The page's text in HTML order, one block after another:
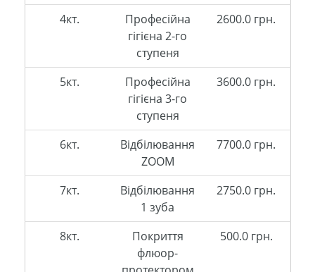
4кт.
Професійна
гігієна 2-го
ступеня
2600.0 грн.
5кт.
Професійна
гігієна 3-го
ступеня
3600.0 грн.
6кт.
Відбілювання
ZOOM
7700.0 грн.
7кт.
Відбілювання
1 зуба
2750.0 грн.
8кт.
Покриття
флюор-
500.0 грн.